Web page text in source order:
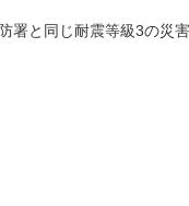
署と同じ耐震等級3の災